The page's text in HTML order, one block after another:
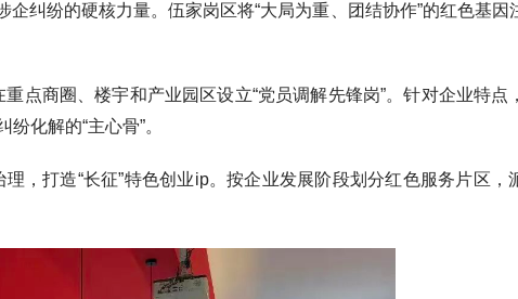
纷的硬核力量。伍家岗区将“大局为重、团结协作”的红色基因
商圈、楼宇和产业园区设立“党员调解先锋岗”。针对企业特点
化解的“主心骨”。
打造“长征”特色创业ip。按企业发展阶段划分红色服务片区，